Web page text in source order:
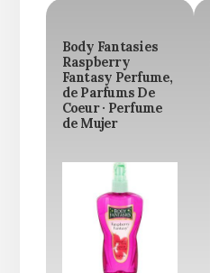
Body Fantasies
Raspberry
Fantasy Perfume,
de Parfums De
Coeur · Perfume
de Mujer